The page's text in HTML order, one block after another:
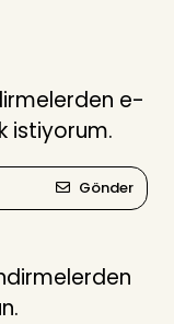
e-
istiyorum.
Gönder